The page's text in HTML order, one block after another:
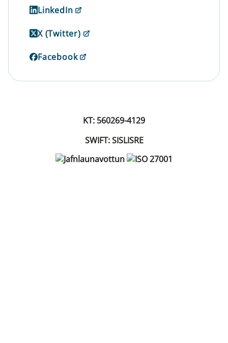
LinkedIn
X (Twitter)
Facebook
KT: 560269-4129
SWIFT: SISLISRE